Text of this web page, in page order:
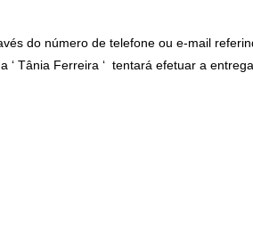
do número de telefone ou e-mail
Tânia Ferreira ‘ tentará efetuar a